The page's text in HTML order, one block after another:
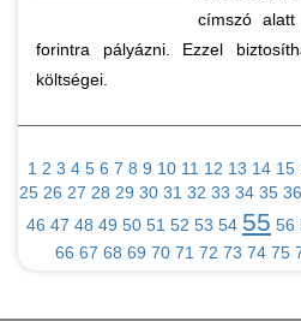
címszó alatt
forintra pályázni. Ezzel
költségei.
1 2 3 4 5 6 7 8 9 10 11 12 13 14 15
25 26 27 28 29 30 31 32 33 34 35 36
46 47 48 49 50 51 52 53 54 55 56
66 67 68 69 70 71 72 73 74 75